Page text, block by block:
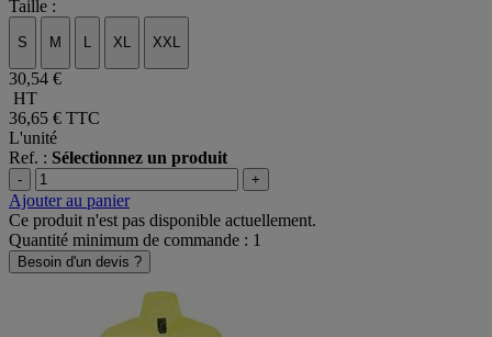
Taille :
S M L XL XXL
30,54 €
HT
36,65 € TTC
L'unité
Ref. : Sélectionnez un produit
- +
Ajouter au panier
Ce produit n'est pas disponible actuellement.
Quantité minimum de commande : 1
Besoin d'un devis ?